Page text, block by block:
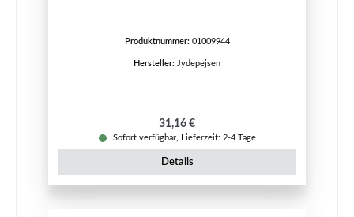
Produktnummer: 01009944
Hersteller: Jydepejsen
Regulärer Preis:
31,16 €
Sofort verfügbar, Lieferzeit: 2-4 Tage
Details